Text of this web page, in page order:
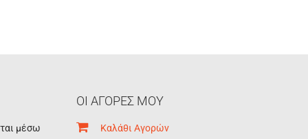
μέσω
ΟΙ ΑΓΟΡΕΣ ΜΟΥ
Καλάθι Αγορών